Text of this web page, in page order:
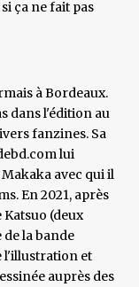
ça ne fait pas
à Bordeaux.
dans l'édition au
fanzines. Sa
lui
avec qui il
En 2021, après
Katsuo (deux
de la bande
l'illustration et
auprès des